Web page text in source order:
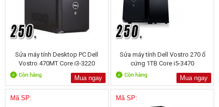
Sửa máy tính Desktop PC Dell
Vostro 470MT Core i3-3220
Mua ngay
Sửa máy tính Dell Vostro 270 ổ
cứng 1TB Core i5-3470
Mua ngay
Mã SP: Mã SP: